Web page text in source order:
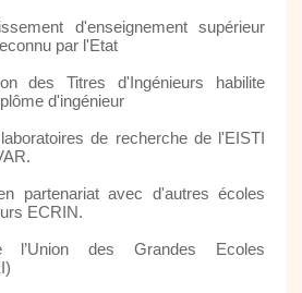
d'enseignement supérieur
par l'Etat
des Titres d'Ingénieurs habilite
d'ingénieur
de recherche de l'EISTI
partenariat avec d'autres écoles
ECRIN.
l’Union des Grandes Ecoles